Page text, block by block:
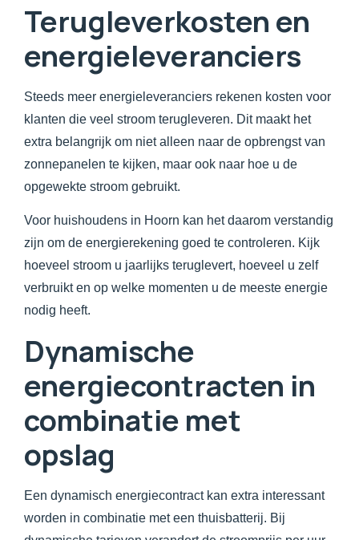
Terugleverkosten en
energieleveranciers
Steeds meer energieleveranciers rekenen kosten voor
klanten die veel stroom terugleveren. Dit maakt het
extra belangrijk om niet alleen naar de opbrengst van
zonnepanelen te kijken, maar ook naar hoe u de
opgewekte stroom gebruikt.
Voor huishoudens in Hoorn kan het daarom verstandig
zijn om de energierekening goed te controleren. Kijk
hoeveel stroom u jaarlijks teruglevert, hoeveel u zelf
verbruikt en op welke momenten u de meeste energie
nodig heeft.
Dynamische
energiecontracten in
combinatie met
opslag
Een dynamisch energiecontract kan extra interessant
worden in combinatie met een thuisbatterij. Bij